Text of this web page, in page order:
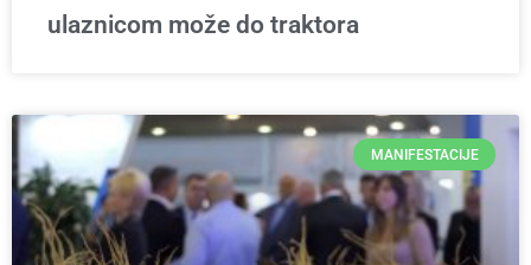
ulaznicom može do traktora
MANIFESTACIJE